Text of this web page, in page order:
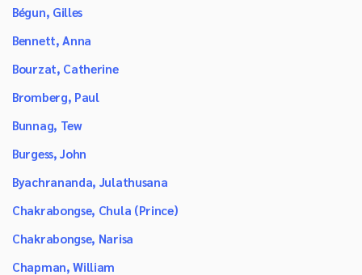
Bégun, Gilles
Bennett, Anna
Bourzat, Catherine
Bromberg, Paul
Bunnag, Tew
Burgess, John
Byachrananda, Julathusana
Chakrabongse, Chula (Prince)
Chakrabongse, Narisa
Chapman, William